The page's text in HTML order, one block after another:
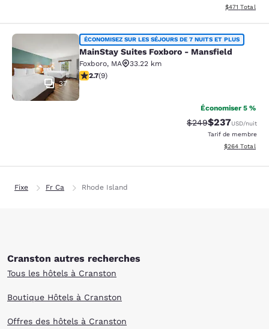
Afficher les
$471 Total
MainStay Suites Foxboro -
37
ÉCONOMISEZ SUR LES SÉJOURS DE 7 NUITS ET PLUS
MainStay Suites Foxboro - Mansfield
Foxboro, MA
33.22 km
2.67 étoiles. Moyen. 9 commentaires
2.7(9)
Économiser 5 %
Tarif barré :
$249Tarif réduit :
$237USD/nuit
Tarif de membre
Afficher les
$264 Total
Fixe Fr Ca Rhode Island
Cranston autres recherches
Tous les hôtels à Cranston
Boutique Hôtels à Cranston
Offres des hôtels à Cranston